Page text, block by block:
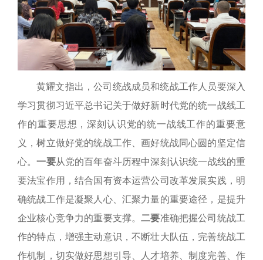
黄耀文指出，公司统战成员和统战工作人员要深入
学习贯彻习近平总书记关于做好新时代党的统一战线工
作的重要思想，深刻认识党的统一战线工作的重要意
义，树立做好党的统战工作、画好统战同心圆的坚定信
心。一要从党的百年奋斗历程中深刻认识统一战线的重
要法宝作用，结合国有资本运营公司改革发展实践，明
确统战工作是凝聚人心、汇聚力量的重要途径，是提升
企业核心竞争力的重要支撑。二要准确把握公司统战工
作的特点，增强主动意识，不断壮大队伍，完善统战工
作机制，切实做好思想引导、人才培养、制度完善、作